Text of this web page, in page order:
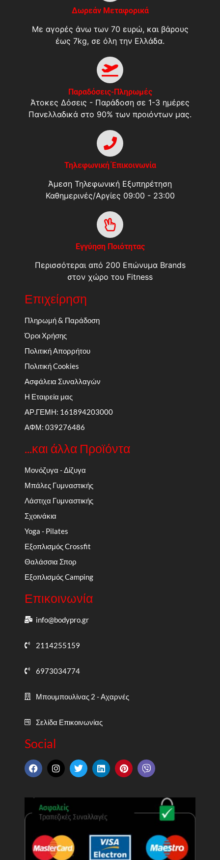
Δωρεάν Μεταφορικά
Με αγορές άνω των 70 ευρώ, και βάρους
έως 7kg, σε όλη την Ελλάδα.
Παραδόσεις-Πληρωμές
Άτοκες Δόσεις - Παράδοση σε 1-3 ημέρες
Πανελλαδικά στο 90% των προιόντων μας.
Τηλεφωνική Έπικοινωνία
Άμεση Τηλεφωνική Εξυπηρέτηση
Καθημερινές/Αργίες 09:00 - 23:00
Εγγύηση Ποιότητας
Περισσότεραι από 200 Επώνυμα Brands
στον χώρο του Fitness
Επιχείρηση
Πληρωμή & Παράδοση
Όροι Χρήσης
Πολιτική Απορρήτου
Πολιτική Cookies
Ασφάλεια Συναλλαγών
Η Εταιρεία μας
ΑΡ.ΓΕΜΗ: 161894203000
ΑΦΜ: 039276486
...και άλλα Προϊόντα
Μονόζυγα - Δίζυγα
Μπάλες Γυμναστικής
Λάστιχα Γυμναστικής
Σχοινάκια
Yoga - Pilates
Εξοπλισμός Crossfit
Θαλάσσια Σπορ
Εξοπλισμός Camping
Επικοινωνία
info@bodypro.gr
2114255159
6973034774
Μπουμπουλίνας 2 - Αχαρνές
Σελίδα Επικοινωνίας
Social